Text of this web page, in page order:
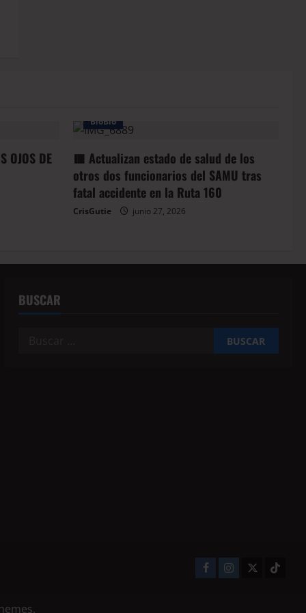
OJOS DE
BioBio
🟥 Actualizan estado de salud de los
otros dos funcionarios del SAMU tras
fatal accidente en la Ruta 160
CrisGutie junio 27, 2026
BUSCAR